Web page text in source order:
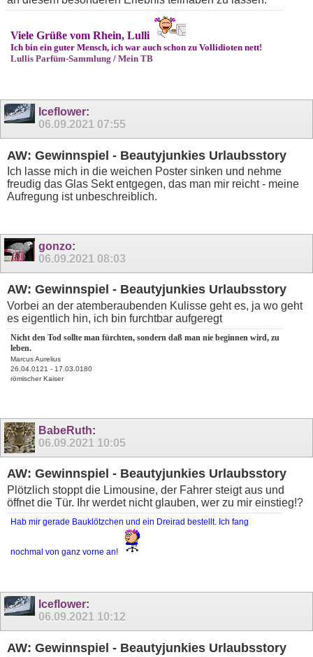
Viele Grüße vom Rhein, Lulli
Ich bin ein guter Mensch, ich war auch schon zu Vollidioten nett!
Lullis Parfüm-Sammlung / Mein TB
Iceflower:
06.09.2021 07:55
AW: Gewinnspiel - Beautyjunkies Urlaubsstory
Ich lasse mich in die weichen Poster sinken und nehme
freudig das Glas Sekt entgegen, das man mir reicht - meine
Aufregung ist unbeschreiblich.
gonzo:
06.09.2021 08:03
AW: Gewinnspiel - Beautyjunkies Urlaubsstory
Vorbei an der atemberaubenden Kulisse geht es, ja wo geht
es eigentlich hin, ich bin furchtbar aufgeregt
Nicht den Tod sollte man fürchten, sondern daß man nie beginnen wird, zu
leben.
Marcus Aurelius
26.04.0121 - 17.03.0180
römischer Kaiser
BabeRuth:
06.09.2021 10:05
AW: Gewinnspiel - Beautyjunkies Urlaubsstory
Plötzlich stoppt die Limousine, der Fahrer steigt aus und
öffnet die Tür. Ihr werdet nicht glauben, wer zu mir einstieg!?
Hab mir gerade Bauklötzchen und ein Dreirad bestellt. Ich fang
nochmal von ganz vorne an!
Iceflower:
06.09.2021 10:12
AW: Gewinnspiel - Beautyjunkies Urlaubsstory